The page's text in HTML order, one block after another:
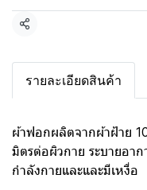
Share
รายละเอียดสินค้า
ผ้าฟอกผลิตจากผ้าฝ้าย
มิตรต่อผิวกาย ระบายอา
กำลังกายและและมีเหงื่อ